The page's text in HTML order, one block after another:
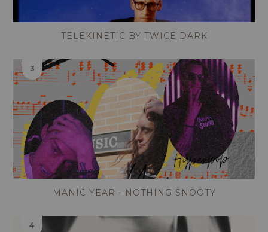
TELEKINETIC BY TWICE DARK
MANIC YEAR - NOTHING SNOOTY